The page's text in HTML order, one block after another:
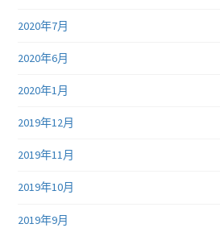
2020年7月
2020年6月
2020年1月
2019年12月
2019年11月
2019年10月
2019年9月